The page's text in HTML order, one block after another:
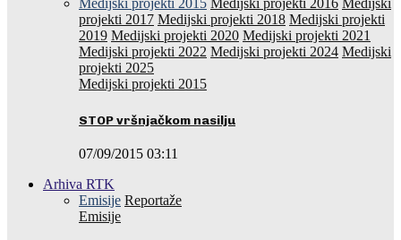
projekti 2017 Medijski projekti 2018 Medijski projekti
2019 Medijski projekti 2020 Medijski projekti 2021
Medijski projekti 2022 Medijski projekti 2024 Medijski
projekti 2025
Medijski projekti 2015
STOP vršnjačkom nasilju
07/09/2015 03:11
Arhiva RTK
Emisije Reportaže
Emisije